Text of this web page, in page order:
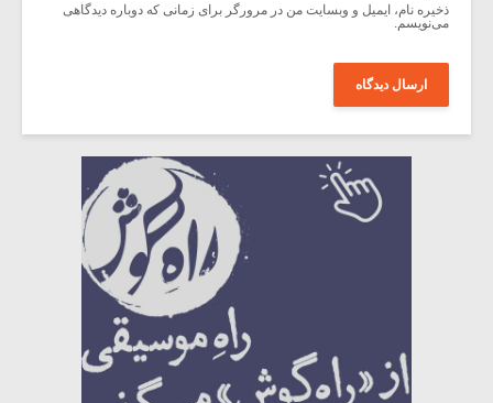
ذخیره نام، ایمیل و وبسایت من در مرورگر برای زمانی که دوباره دیدگاهی
می‌نویسم.